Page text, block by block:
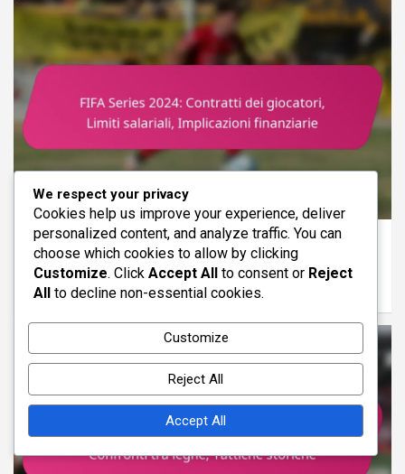
ANALISI TATTICA DELLA SERIE FIFA 2024
FIFA Series 2024: Contratti dei giocatori,
Limiti salariali, Implicazioni finanziarie
05/02/2026 Clara Hastings
We respect your privacy
Cookies help us improve your experience, deliver
personalized content, and analyze traffic. You can
choose which cookies to allow by clicking
Customize. Click Accept All to consent or Reject
All to decline non-essential cookies.
Customize
Reject All
Accept All